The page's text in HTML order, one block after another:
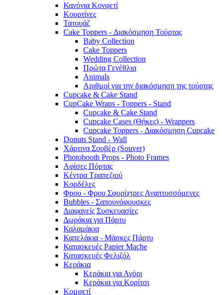
Κανόνια Κονφετί
Κουρτίνες
Τατουάζ
Cake Toppers - Διακόσμηση Τούρτας
Baby Collection
Cake Toppers
Wedding Collection
Πρώτα Γενέθλια
Animals
Αριθμοί για την διακόσμηση της τούρτας
Cupcake & Cake Stand
CupCake Wraps - Toppers - Stand
Cupcake & Cake Stand
Cupcake Cases (Θήκες) - Wrappers
Cupcake Toppers - Διακόσμηση Cupcake
Donuts Stand - Wall
Χάρτινα Σουβέρ (Souver)
Photobooth Props - Photo Frames
Αφίσες Πόρτας
Κέντρα Τραπεζιού
Κορδέλες
Φρου - Φρου Σφυρίχτρες Αναπτυσσόμενες
Bubbles - Σαπουνόφουσκες
Διαφανείς Συσκευασίες
Δωράκια για Πάρτυ
Καλαμάκια
Καπελάκια - Μάσκες Πάρτυ
Κατασκευές Papier Mache
Κατασκευές Φελιζόλ
Κεράκια
Κεράκια για Αγόρι
Κεράκια για Κορίτσι
Κομφετί